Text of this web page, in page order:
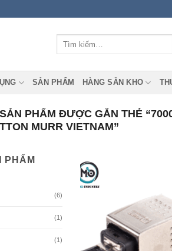
SẢN PHẨM HÀNG SẴN KHO
SẢN PHẨM ĐƯỢC GẮN THẺ
MURR VIETNAM”
PHẨM
(6)
(1)
(1)